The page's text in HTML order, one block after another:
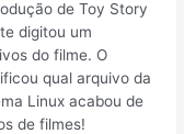
de Toy Story
digitou um
do filme. O
qual arquivo da
Linux acabou de
de filmes!